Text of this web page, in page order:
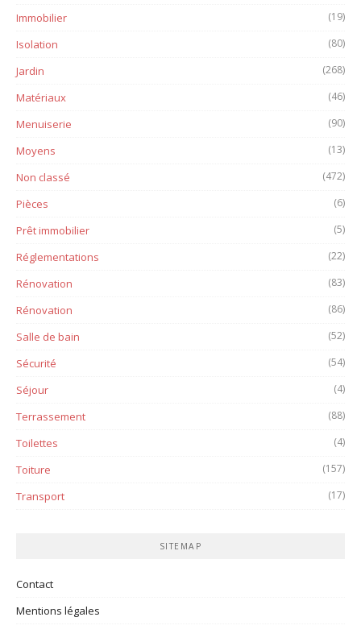
Immobilier (19)
Isolation (80)
Jardin (268)
Matériaux (46)
Menuiserie (90)
Moyens (13)
Non classé (472)
Pièces (6)
Prêt immobilier (5)
Réglementations (22)
Rénovation (83)
Rénovation (86)
Salle de bain (52)
Sécurité (54)
Séjour (4)
Terrassement (88)
Toilettes (4)
Toiture (157)
Transport (17)
SITEMAP
Contact
Mentions légales